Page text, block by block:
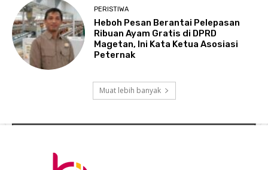
PERISTIWA
Heboh Pesan Berantai Pelepasan
Ribuan Ayam Gratis di DPRD
Magetan, Ini Kata Ketua Asosiasi
Peternak
Muat lebih banyak